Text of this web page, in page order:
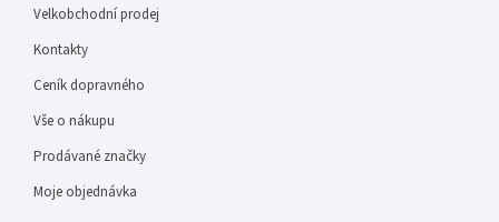
Velkobchodní prodej
Kontakty
Ceník dopravného
Vše o nákupu
Prodávané značky
Moje objednávka